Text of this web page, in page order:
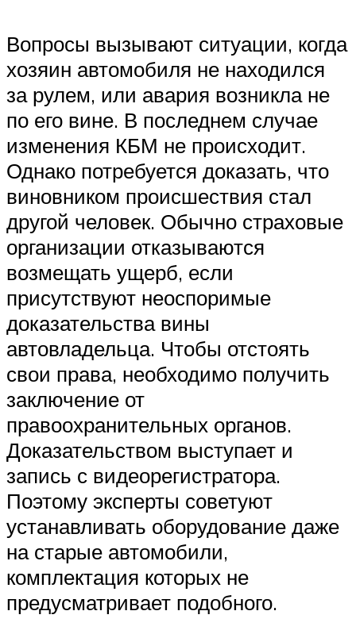
Вопросы вызывают ситуации, когда
хозяин автомобиля не находился
за рулем, или авария возникла не
по его вине. В последнем случае
изменения КБМ не происходит.
Однако потребуется доказать, что
виновником происшествия стал
другой человек. Обычно страховые
организации отказываются
возмещать ущерб, если
присутствуют неоспоримые
доказательства вины
автовладельца. Чтобы отстоять
свои права, необходимо получить
заключение от
правоохранительных органов.
Доказательством выступает и
запись с видеорегистратора.
Поэтому эксперты советуют
устанавливать оборудование даже
на старые автомобили,
комплектация которых не
предусматривает подобного.